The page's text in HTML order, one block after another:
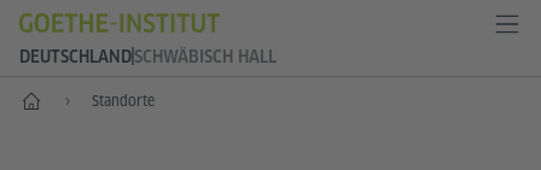
DEUTSCHLANDSCHWÄBISCH HALL
-- Standorte